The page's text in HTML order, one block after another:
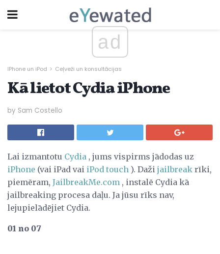
ad
IPhone un iPod Ceļveži un konsultācijas
Kā lietot Cydia iPhone
by Sam Costello
Lai izmantotu Cydia , jums vispirms jādodas uz
iPhone (vai iPad vai iPod touch ). Daži jailbreak rīki,
piemēram, JailbreakMe.com , instalē Cydia kā
jailbreaking procesa daļu. Ja jūsu rīks nav,
lejupielādējiet Cydia.
01 no 07